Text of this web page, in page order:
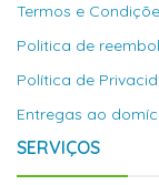
Termos e
Politica de
Política de
Entregas ao
SERVIÇOS